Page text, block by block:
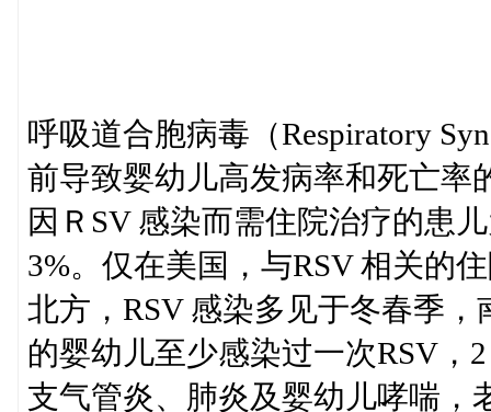
呼吸道合胞病毒（Respiratory
前导致婴幼儿高发病率和死亡率
因ＲSV 感染而需住院治疗的患
3%。仅在美国，与RSV 相关的
北方，RSV 感染多见于冬春季
的婴幼儿至少感染过一次RSV，
支气管炎、肺炎及婴幼儿哮喘，